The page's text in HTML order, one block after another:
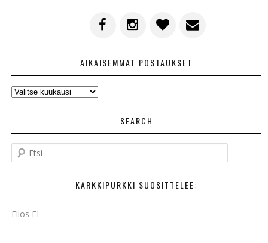
AIKAISEMMAT POSTAUKSET
AIKAISEMMAT
SEARCH
t
KARKKIPURKKI SUOSITTELEE:
Ellos FI